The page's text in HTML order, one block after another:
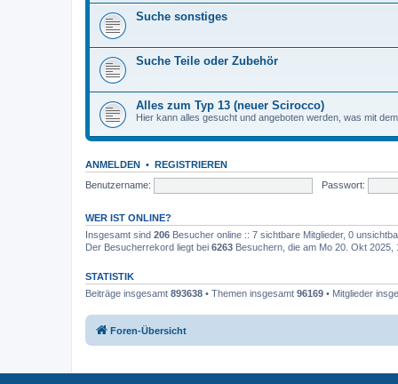
Suche sonstiges
Suche Teile oder Zubehör
Alles zum Typ 13 (neuer Scirocco)
Hier kann alles gesucht und angeboten werden, was mit
ANMELDEN • REGISTRIEREN
Benutzername:
Passwort:
WER IST ONLINE?
Insgesamt sind 206 Besucher online :: 7 sichtbare Mitglieder, 0
Der Besucherrekord liegt bei 6263 Besuchern, die am Mo 20. Okt 2025,
STATISTIK
Beiträge insgesamt 893638 • Themen insgesamt 96169 • Mitglieder
Foren-Übersicht